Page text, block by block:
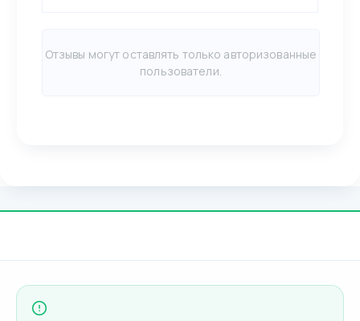
Отзывы могут оставлять только авторизованные
пользователи.